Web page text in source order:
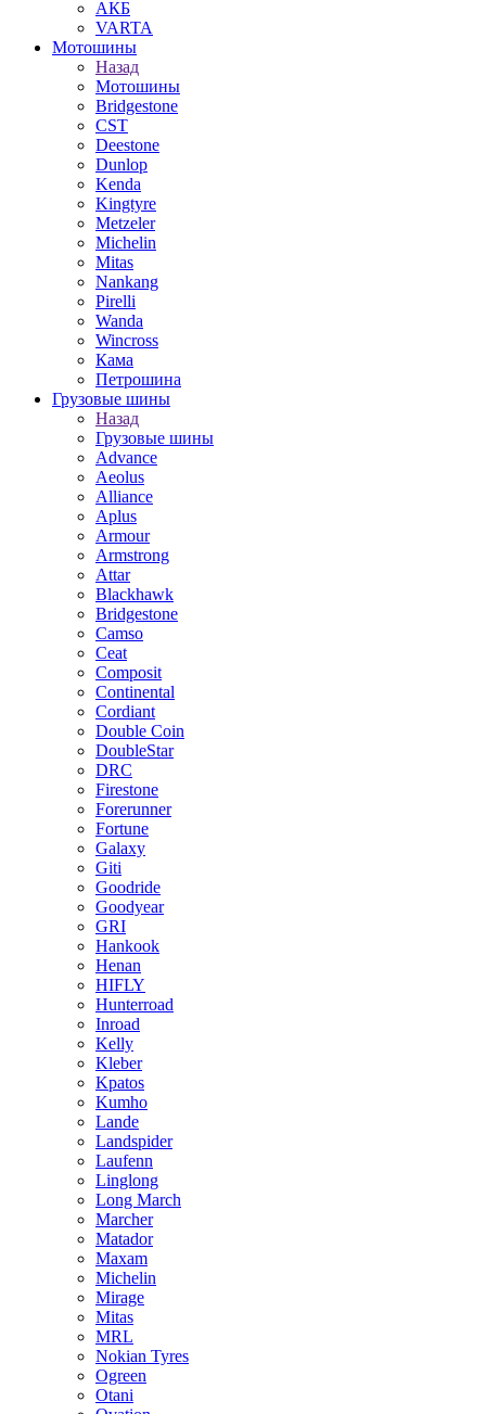
АКБ
VARTA
Мотошины
Назад
Мотошины
Bridgestone
CST
Deestone
Dunlop
Kenda
Kingtyre
Metzeler
Michelin
Mitas
Nankang
Pirelli
Wanda
Wincross
Кама
Петрошина
Грузовые шины
Назад
Грузовые шины
Advance
Aeolus
Alliance
Aplus
Armour
Armstrong
Attar
Blackhawk
Bridgestone
Camso
Ceat
Composit
Continental
Cordiant
Double Coin
DoubleStar
DRC
Firestone
Forerunner
Fortune
Galaxy
Giti
Goodride
Goodyear
GRI
Hankook
Henan
HIFLY
Hunterroad
Inroad
Kelly
Kleber
Kpatos
Kumho
Lande
Landspider
Laufenn
Linglong
Long March
Marcher
Matador
Maxam
Michelin
Mirage
Mitas
MRL
Nokian Tyres
Ogreen
Otani